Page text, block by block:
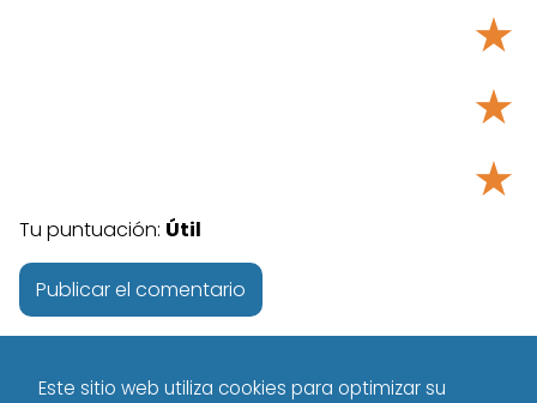
★
★
★
Tu puntuación: Útil
Este sitio web utiliza cookies para optimizar su